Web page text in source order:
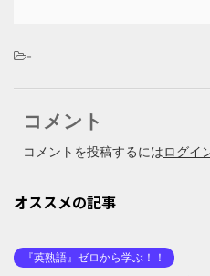
-
コメント
コメントを投稿するにはログイ
オススメの記事
『英熟語』ゼロから学ぶ！！